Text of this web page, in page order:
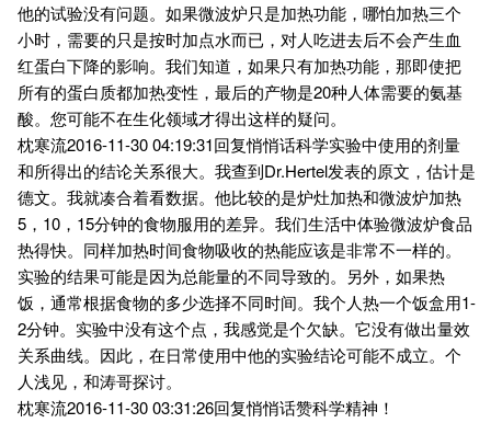
他的试验没有问题。如果微波炉只是加热功能，哪怕加热三个
小时，需要的只是按时加点水而已，对人吃进去后不会产生血
红蛋白下降的影响。我们知道，如果只有加热功能，那即使把
所有的蛋白质都加热变性，最后的产物是20种人体需要的氨基
酸。您可能不在生化领域才得出这样的疑问。
枕寒流2016-11-30 04:19:31回复悄悄话科学实验中使用的剂量
和所得出的结论关系很大。我查到Dr.Hertel发表的原文，估计是
德文。我就凑合着看数据。他比较的是炉灶加热和微波炉加热
5，10，15分钟的食物服用的差异。我们生活中体验微波炉食品
热得快。同样加热时间食物吸收的热能应该是非常不一样的。
实验的结果可能是因为总能量的不同导致的。另外，如果热
饭，通常根据食物的多少选择不同时间。我个人热一个饭盒用1-
2分钟。实验中没有这个点，我感觉是个欠缺。它没有做出量效
关系曲线。因此，在日常使用中他的实验结论可能不成立。个
人浅见，和涛哥探讨。
枕寒流2016-11-30 03:31:26回复悄悄话赞科学精神！